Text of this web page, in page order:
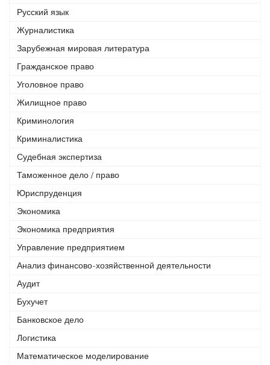
Русский язык
Журналистика
Зарубежная мировая литература
Гражданское право
Уголовное право
Жилищное право
Криминология
Криминалистика
Судебная экспертиза
Таможенное дело / право
Юриспруденция
Экономика
Экономика предприятия
Управление предприятием
Анализ финансово-хозяйственной деятельности
Аудит
Бухучет
Банковское дело
Логистика
Математическое моделирование